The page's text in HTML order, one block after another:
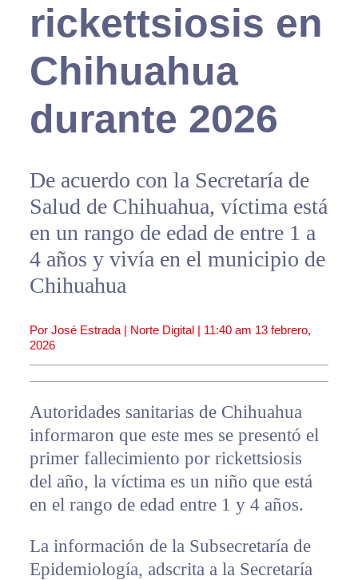
rickettsiosis en
Chihuahua
durante 2026
De acuerdo con la Secretaría de
Salud de Chihuahua, víctima está
en un rango de edad de entre 1 a
4 años y vivía en el municipio de
Chihuahua
Por José Estrada | Norte Digital | 11:40 am 13 febrero,
2026
Autoridades sanitarias de Chihuahua
informaron que este mes se presentó el
primer fallecimiento por rickettsiosis
del año, la víctima es un niño que está
en el rango de edad entre 1 y 4 años.
La información de la Subsecretaría de
Epidemiología, adscrita a la Secretaría